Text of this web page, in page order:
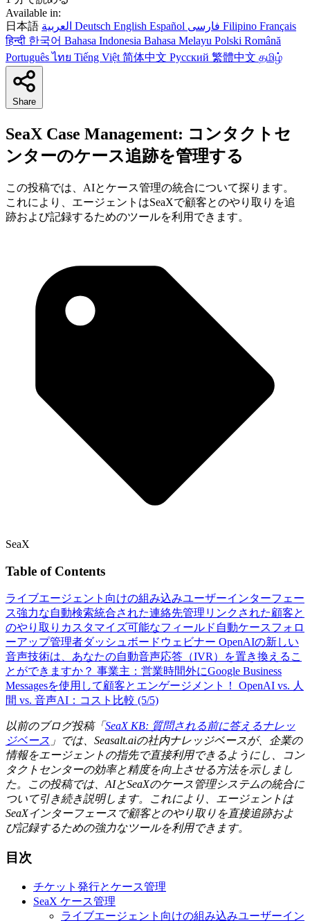
Available in:
日本語
Deutsch English Español Filipino Français
हिन्दी 한국어 Bahasa Indonesia Bahasa Melayu Polski Română
Portuguêsไทย Tiếng Việt 简体中文 Русский 繁體中文 தமிழ்
Share
SeaX Case Management: コンタクトセ
ンターのケース追跡を管理する
この投稿では、AIとケース管理の統合について探ります。
これにより、エージェントはSeaXで顧客とのやり取りを追
跡および記録するためのツールを利用できます。
SeaX
Table of Contents
ライブエージェント向けの組み込みユーザーインターフェー
ス強力な自動検索統合された連絡先管理 リンクされた顧客と
のやり取り カスタマイズ可能なフィールド 自動ケースフォロ
ーアップ管理者ダッシュボード ウェビナー OpenAIの新しい
音声技術は、あなたの自動音声応答（IVR）を置き換えるこ
とができますか？ 事業主：営業時間外にGoogle Business
Messagesを使用して顧客とエンゲージメント！ OpenAI vs. 人
間 vs. 音声AI：コスト比較 (5/5)
以前のブログ投稿「SeaX KB: 質問される前に答えるナレッ
ジベース 」では、Seasalt.aiの社内ナレッジベースが、企業の
情報をエージェントの指先で直接利用できるようにし、コン
タクトセンターの効率と精度を向上させる方法を示しまし
た。この投稿では、AIとSeaXのケース管理システムの統合に
ついて引き続き説明します。これにより、エージェントは
SeaXインターフェースで顧客とのやり取りを直接追跡およ
び記録するための強力なツールを利用できます。
目次
チケット発行とケース管理
SeaX ケース管理
ライブエージェント向けの組み込みユーザーイン